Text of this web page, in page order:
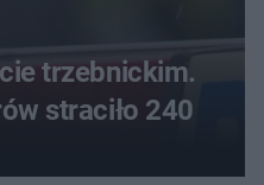
trzebnickim.
straciło 240